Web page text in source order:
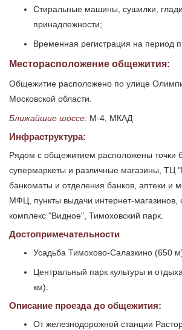
Стиральные машины, сушилки,
принадлежности;
Временная регистрация на период
Месторасположение общежития:
Общежитие расположено по улице
Московской области.
Ближайшие шоссе: М-4, МКАД
Инфраструктура:
Рядом с общежитием расположены точки
супермаркеты и различные магазины, ТЦ
банкоматы и отделения банков, аптеки и
МФЦ, пункты выдачи интернет-магазинов,
комплекс "Видное", Тимоховский парк.
Достопримечательности
Усадьба Тимохово-Салазкино (650
Центральный парк культуры и
км).
Описание проезда до общежития:
От железнодорожной станции